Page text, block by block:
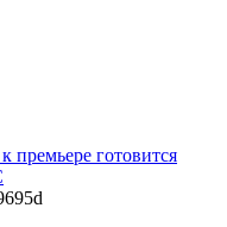
премьере готовится